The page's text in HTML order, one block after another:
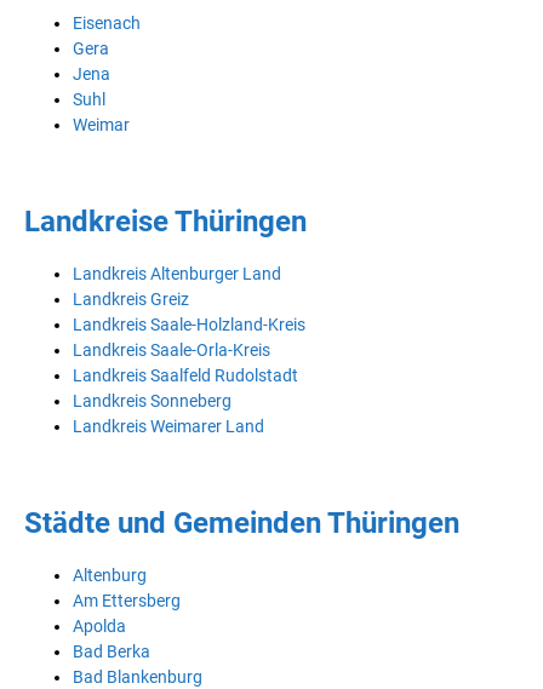
Eisenach
Gera
Jena
Suhl
Weimar
Landkreise Thüringen
Landkreis Altenburger Land
Landkreis Greiz
Landkreis Saale-Holzland-Kreis
Landkreis Saale-Orla-Kreis
Landkreis Saalfeld Rudolstadt
Landkreis Sonneberg
Landkreis Weimarer Land
Städte und Gemeinden Thüringen
Altenburg
Am Ettersberg
Apolda
Bad Berka
Bad Blankenburg